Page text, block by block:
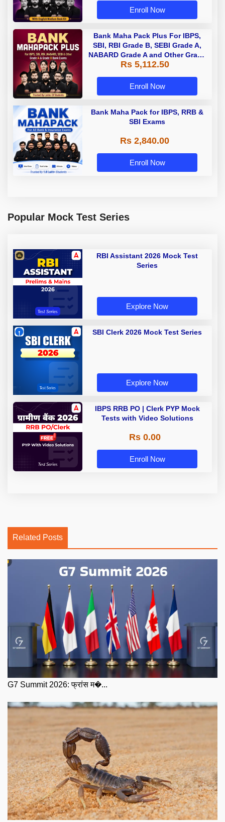
Enroll Now
Bank Maha Pack Plus For IBPS,
SBI, RBI Grade B, SEBI Grade A,
NABARD Grade A and Other Grade
A & Grade B Bank Exams
Rs 5,112.50
Enroll Now
Bank Maha Pack for IBPS, RRB &
SBI Exams
Rs 2,840.00
Enroll Now
Popular Mock Test Series
RBI Assistant 2026 Mock Test
Series
Explore Now
SBI Clerk 2026 Mock Test Series
Explore Now
IBPS RRB PO | Clerk PYP Mock
Tests with Video Solutions
Rs 0.00
Enroll Now
Related Posts
G7 Summit 2026: फ्रांस म�...